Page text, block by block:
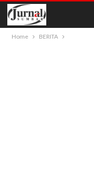
Home BERITA